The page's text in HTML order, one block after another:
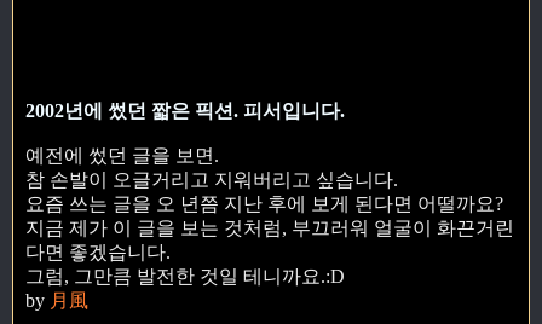
2002년에 썼던 짧은 픽션. 피서입니다.
예전에 썼던 글을 보면.
참 손발이 오글거리고 지워버리고 싶습니다.
요즘 쓰는 글을 오 년쯤 지난 후에 보게 된다면 어떨까요?
지금 제가 이 글을 보는 것처럼, 부끄러워 얼굴이 화끈거린
다면 좋겠습니다.
그럼, 그만큼 발전한 것일 테니까요.:D
by 月風